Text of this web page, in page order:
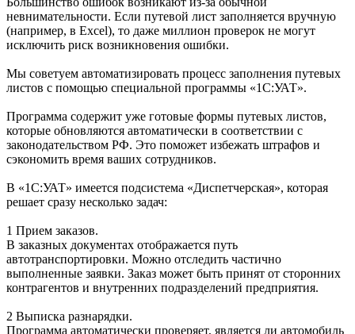
невнимательности. Если путевой лист заполняется вручную
(например, в Excel), то даже миллион проверок не могут
исключить риск возникновения ошибки.
Мы советуем автоматизировать процесс заполнения путевых
листов с помощью специальной программы «1С:УАТ».
Программа содержит уже готовые формы путевых листов,
которые обновляются автоматически в соответствии с
законодательством РФ. Это поможет избежать штрафов и
сэкономить время ваших сотрудников.
В «1С:УАТ» имеется подсистема «Диспетчерская», которая
решает сразу несколько задач:
1 Прием заказов.
В заказных документах отображается путь
автотранспортировки. Можно отследить частично
выполненные заявки. Заказ может быть принят от сторонних
контрагентов и внутренних подразделений предприятия.
2 Выписка разнарядки.
Программа автоматически проверяет, является ли автомобиль